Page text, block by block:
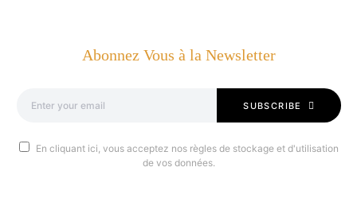
Abonnez Vous à la Newsletter
SUBSCRIBE
En cliquant ici, vous acceptez nos règles de stockage et d'utilisation
de vos données.